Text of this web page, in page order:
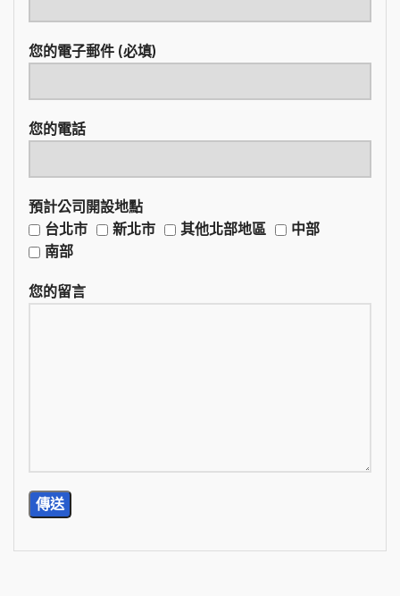
您的電子郵件 (必填)
您的電話
預計公司開設地點
台北市
新北市 其他北部地區
中部
南部
您的留言